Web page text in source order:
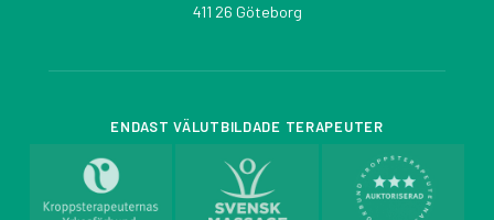
411 26 Göteborg
ENDAST VÄLUTBILDADE TERAPEUTER